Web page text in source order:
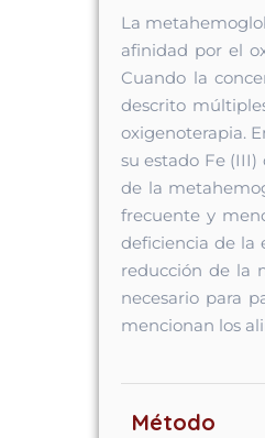
La
afinidad por el
Cuando la
descrito
oxigenoterapia.
su estado Fe
de la
frecuente y
deficiencia de la
reducción de la
necesario para
mencionan los
Método